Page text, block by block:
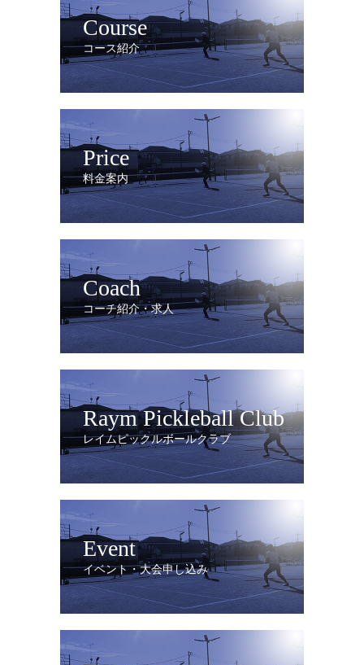
Course
コース紹介
Price
料金案内
Coach
コーチ紹介・求人
Raym Pickleball Club
レイムピックルボールクラブ
Event
イベント・大会申し込み